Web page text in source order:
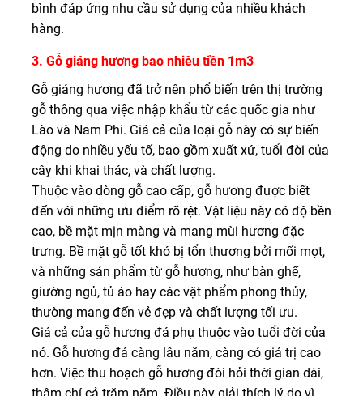
bình đáp ứng nhu cầu sử dụng của nhiều khách
hàng.
3. Gỗ giáng hương bao nhiêu tiền 1m3
Gỗ giáng hương đã trở nên phổ biến trên thị trường
gỗ thông qua việc nhập khẩu từ các quốc gia như
Lào và Nam Phi. Giá cả của loại gỗ này có sự biến
động do nhiều yếu tố, bao gồm xuất xứ, tuổi đời của
cây khi khai thác, và chất lượng.
Thuộc vào dòng gỗ cao cấp, gỗ hương được biết
đến với những ưu điểm rõ rệt. Vật liệu này có độ bền
cao, bề mặt mịn màng và mang mùi hương đặc
trưng. Bề mặt gỗ tốt khó bị tổn thương bởi mối mọt,
và những sản phẩm từ gỗ hương, như bàn ghế,
giường ngủ, tủ áo hay các vật phẩm phong thủy,
thường mang đến vẻ đẹp và chất lượng tối ưu.
Giá cả của gỗ hương đá phụ thuộc vào tuổi đời của
nó. Gỗ hương đá càng lâu năm, càng có giá trị cao
hơn. Việc thu hoạch gỗ hương đòi hỏi thời gian dài,